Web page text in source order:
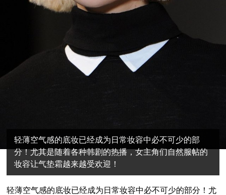
轻薄空气感的底妆已经成为日常妆容中必不可少的部
分！尤其是随着各种韩剧的热播，女主角们自然服帖的
妆容让气垫霜越来越受欢迎！
轻薄空气感的底妆已经成为日常妆容中必不可少的部分！尤